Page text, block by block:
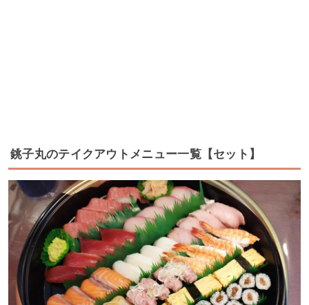
銚子丸のテイクアウトメニュー一覧【セット】